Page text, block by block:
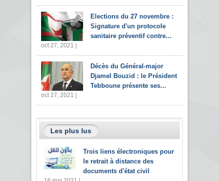
Elections du 27 novembre :
Signature d'un protocole
sanitaire préventif contre...
oct 27, 2021 |
Décès du Général-major
Djamel Bouzid : le Président
Tebboune présente ses...
oct 27, 2021 |
Les plus lus
Trois liens électroniques pour
le retrait à distance des
documents d'état civil